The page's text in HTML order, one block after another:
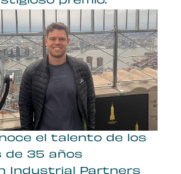
el talento de los
de 35 años
Industrial Partners